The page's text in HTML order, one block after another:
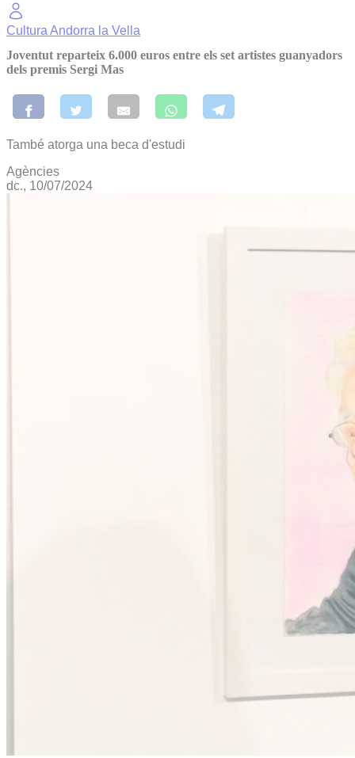
Cultura Andorra la Vella
Joventut reparteix 6.000 euros entre els set artistes guanyadors
dels premis Sergi Mas
També atorga una beca d'estudi
Agències
dc., 10/07/2024